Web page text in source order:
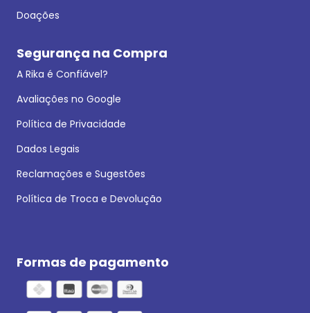
Doações
Segurança na Compra
A Rika é Confiável?
Avaliações no Google
Política de Privacidade
Dados Legais
Reclamações e Sugestões
Política de Troca e Devolução
Formas de pagamento